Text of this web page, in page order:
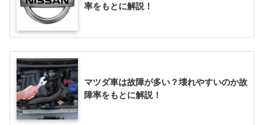
率をもとに解説！
マツダ車は故障が多い？壊れやすいのか故
障率をもとに解説！